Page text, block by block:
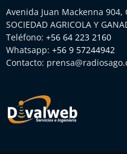
Avenida Juan Mackenna 904,
SOCIEDAD AGRICOLA Y
Teléfono: +56 64 223 2160
Whatsapp: +56 9 57244942
Contacto: